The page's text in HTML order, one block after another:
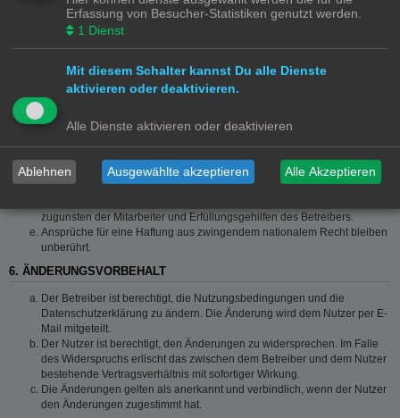
Die Haftung ist gegenüber Verbrauchern außer bei vorsätzlichem oder
grob fahrlässigem Verhalten oder bei Schäden aus der Verletzung von
Leben, Körper und Gesundheit und der Verletzung wesentlicher
Vertragspflichten (Kardinalpflichten) auf die bei Vertragsschluss
typischerweise vorhersehbaren Schäden und im übrigen der Höhe nach
für mittelbare Folgeschäden wie insbesondere entgangenen Gewinn.
Die Haftung ist gegenüber Unternehmern außer bei der Verletzung von
Leben, Körper und Gesundheit oder vorsätzlichem oder grob
nach auf die vertragstypischen Durchschnittsschäden begrenzt. Dies gilt
auch für mittelbare Schäden, insbesondere entgangenen Gewinn.
zugunsten der Mitarbeiter und Erfüllungsgehilfen des Betreibers.
Ansprüche für eine Haftung aus zwingendem nationalem Recht bleiben
unberührt.
6. ÄNDERUNGSVORBEHALT
Der Betreiber ist berechtigt, die Nutzungsbedingungen und die
Datenschutzerklärung zu ändern. Die Änderung wird dem Nutzer per E-
Mail mitgeteilt.
Der Nutzer ist berechtigt, den Änderungen zu widersprechen. Im Falle
des Widerspruchs erlischt das zwischen dem Betreiber und dem Nutzer
bestehende Vertragsverhältnis mit sofortiger Wirkung.
Die Änderungen gelten als anerkannt und verbindlich, wenn der Nutzer
den Änderungen zugestimmt hat.
Erfassung von Besucher-Statistiken genutzt werden.
1 Dienst
Mit diesem Schalter kannst Du alle Dienste
aktivieren oder deaktivieren.
Alle Dienste aktivieren oder deaktivieren
Ablehnen Ausgewählte akzeptieren Alle Akzeptieren